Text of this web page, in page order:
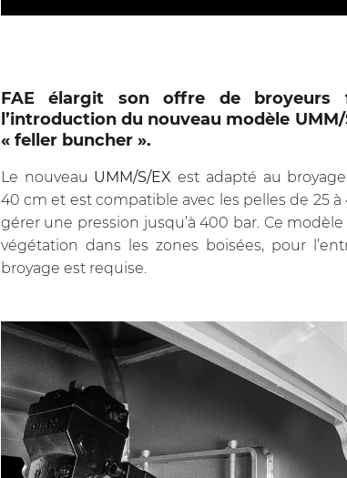
FAE élargit son offre de broyeurs
l’introduction du nouveau modèle
« feller buncher ».
Le nouveau UMM/S/EX est adapté au
40 cm et est compatible avec les pelles de 25
gérer une pression jusqu’à 400 bar. Ce
végétation dans les zones boisées, pour
broyage est requise.